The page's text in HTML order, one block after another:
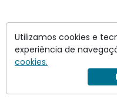
Retorno ao
Utilizamos cookies e
experiência de
cookies.